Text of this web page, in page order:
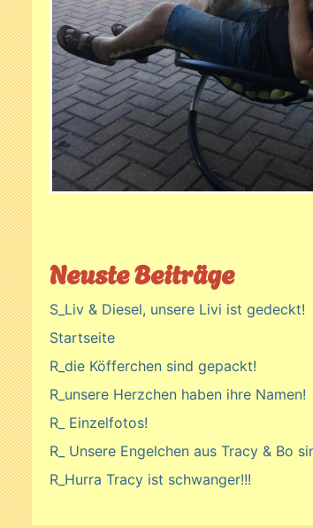
Neuste Beiträge
S_Liv & Diesel, unsere Livi ist gedeckt!
Startseite
R_die Köfferchen sind gepackt!
R_unsere Herzchen haben ihre Namen!
R_ Einzelfotos!
R_ Unsere Engelchen aus Tracy & Bo
R_Hurra Tracy ist schwanger!!!